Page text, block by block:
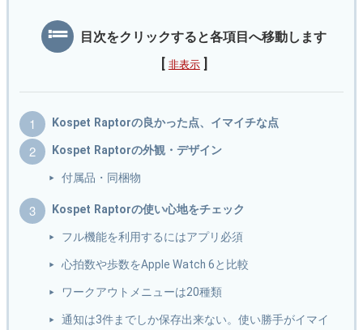
目次をクリックすると各項目へ移動します
非表示
Kospet Raptorの良かった点、イマイチな点
Kospet Raptorの外観・デザイン
付属品・同梱物
Kospet Raptorの使い心地をチェック
フル機能を利用するにはアプリ必須
心拍数や歩数をApple Watch 6と比較
ワークアウトメニューは20種類
通知は3件までしか保存出来ない。使い勝手がイマイ